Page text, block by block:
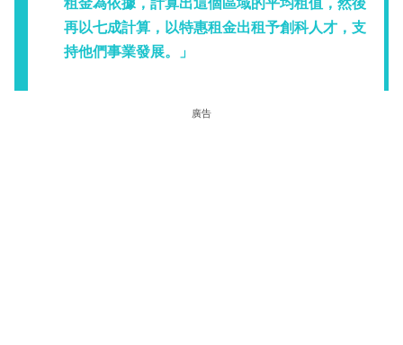
租金為依據，計算出這個區域的平均租值，然後
再以七成計算，以特惠租金出租予創科人才，支
持他們事業發展。」
廣告